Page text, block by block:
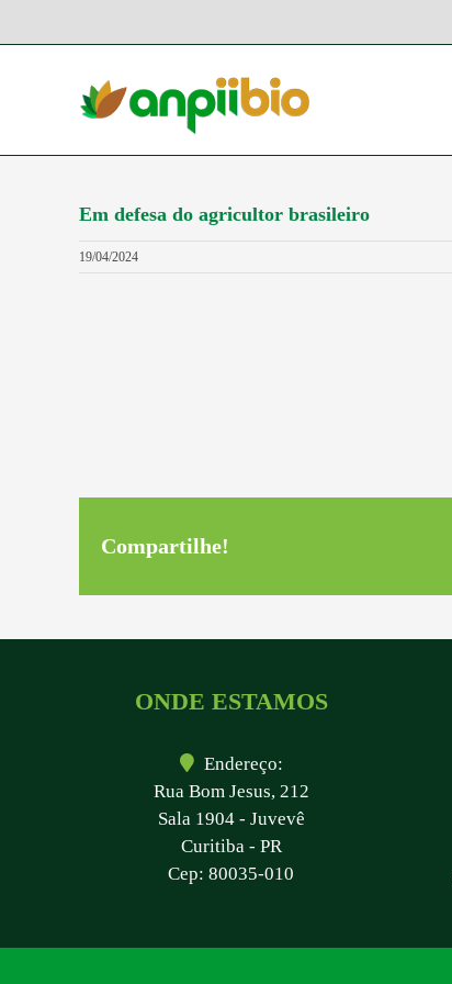
para
Em defesa do agricultor brasileiro
19/04/2024
Compartilhe!
ONDE ESTAMOS
Endereço:
Rua Bom Jesus, 212
Sala 1904 - Juvevê
Curitiba - PR
Cep: 80035-010